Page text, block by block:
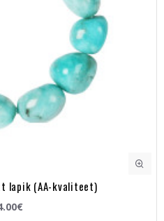
lapik (AA-kvaliteet)